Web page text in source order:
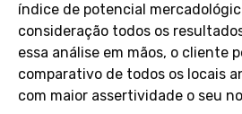
índice de potencial
consideração todos os
essa análise em mãos, o cliente
comparativo de todos os locais
com maior assertividade o seu